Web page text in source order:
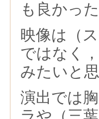
も良かった
映像は（
ではなく
みたいと
演出では